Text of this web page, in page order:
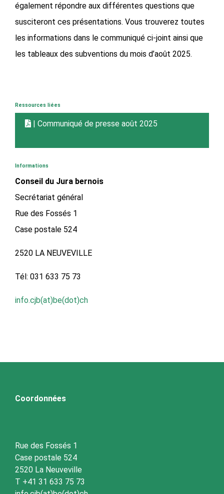
également répondre aux différentes questions que
susciteront ces présentations. Vous trouverez toutes
les informations dans le communiqué ci-joint ainsi que
les tableaux des subventions du mois d’août 2025.
Ressources liées
| Communiqué de presse août 2025
Informations
Conseil du Jura bernois
Secrétariat général
Rue des Fossés 1
Case postale 524
2520 LA NEUVEVILLE
Tél: 031 633 75 73
info.cjb(at)be(dot)ch
Coordonnées
Rue des Fossés 1
Case postale 524
2520 La Neuveville
T +41 31 633 75 73